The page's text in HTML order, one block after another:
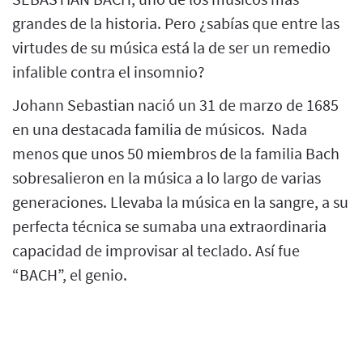
grandes de la historia. Pero ¿sabías que entre las
virtudes de su música está la de ser un remedio
infalible contra el insomnio?
Johann Sebastian nació un 31 de marzo de 1685
en una destacada familia de músicos. Nada
menos que unos 50 miembros de la familia Bach
sobresalieron en la música a lo largo de varias
generaciones. Llevaba la música en la sangre, a su
perfecta técnica se sumaba una extraordinaria
capacidad de improvisar al teclado. Así fue
“BACH”, el genio.